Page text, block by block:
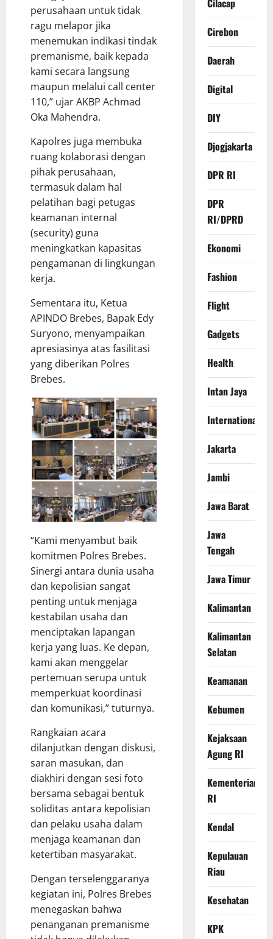
perusahaan untuk tidak
ragu melapor jika
menemukan indikasi tindak
premanisme, baik kepada
kami secara langsung
maupun melalui call center
110,” ujar AKBP Achmad
Oka Mahendra.
Kapolres juga membuka
ruang kolaborasi dengan
pihak perusahaan,
termasuk dalam hal
pelatihan bagi petugas
keamanan internal
(security) guna
meningkatkan kapasitas
pengamanan di lingkungan
kerja.
Sementara itu, Ketua
APINDO Brebes, Bapak Edy
Suryono, menyampaikan
apresiasinya atas fasilitasi
yang diberikan Polres
Brebes.
“Kami menyambut baik
komitmen Polres Brebes.
Sinergi antara dunia usaha
dan kepolisian sangat
penting untuk menjaga
kestabilan usaha dan
menciptakan lapangan
kerja yang luas. Ke depan,
kami akan menggelar
pertemuan serupa untuk
memperkuat koordinasi
dan komunikasi,” tuturnya.
Rangkaian acara
dilanjutkan dengan diskusi,
saran masukan, dan
diakhiri dengan sesi foto
bersama sebagai bentuk
soliditas antara kepolisian
dan pelaku usaha dalam
menjaga keamanan dan
ketertiban masyarakat.
Dengan terselenggaranya
kegiatan ini, Polres Brebes
menegaskan bahwa
penanganan premanisme
Cilacap
Cirebon
Daerah
Digital
DIY
Djogjakarta
DPR RI
DPR
RI/DPRD
Ekonomi
Fashion
Flight
Gadgets
Health
Intan Jaya
International
Jakarta
Jambi
Jawa Barat
Jawa
Tengah
Jawa Timur
Kalimantan
Kalimantan
Selatan
Keamanan
Kebumen
Kejaksaan
Agung RI
Kementerian
RI
Kendal
Kepulauan
Riau
Kesehatan
KPK